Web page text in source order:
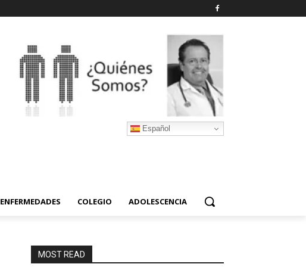
Español
ENFERMEDADES COLEGIO ADOLESCENCIA
MOST READ